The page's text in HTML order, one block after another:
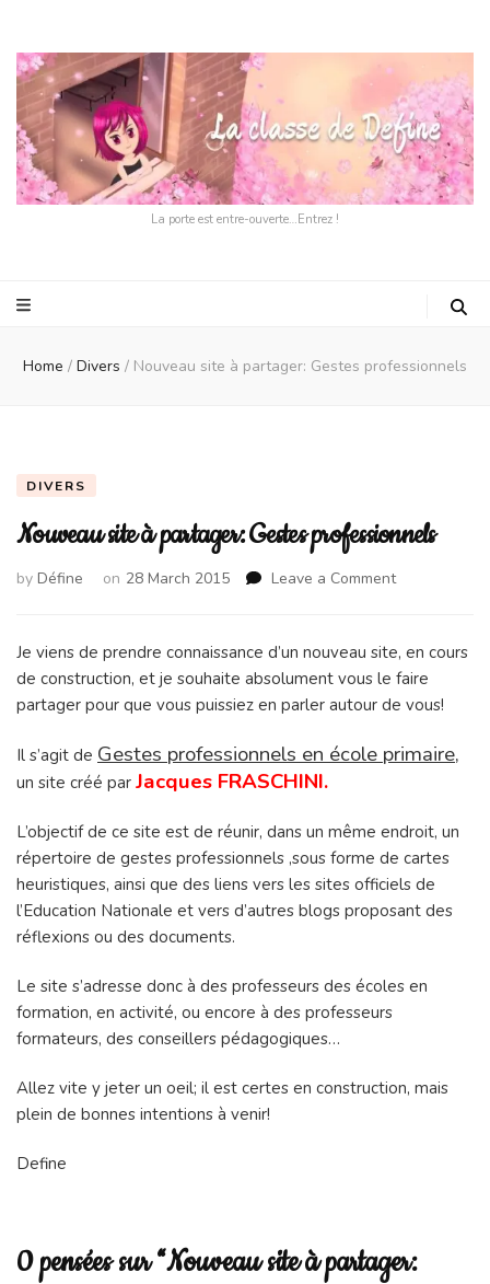
La porte est entre-ouverte…Entrez !
Home / Divers / Nouveau site à partager: Gestes professionnels
DIVERS
Nouveau site à partager: Gestes professionnels
by Défine on 28 March 2015 Leave a Commenton
à
partager:
Je viens de prendre connaissance d’un nouveau site, en cours
de construction, et je souhaite absolument vous le faire
partager pour que vous puissiez en parler autour de vous!
Il s’agit de Gestes professionnels en école primaire,
un site créé par Jacques FRASCHINI.
L’objectif de ce site est de réunir, dans un même endroit, un
répertoire de gestes professionnels ,sous forme de cartes
heuristiques, ainsi que des liens vers les sites officiels de
l’Education Nationale et vers d’autres blogs proposant des
réflexions ou des documents.
Le site s’adresse donc à des professeurs des écoles en
formation, en activité, ou encore à des professeurs
formateurs, des conseillers pédagogiques…
Allez vite y jeter un oeil; il est certes en construction, mais
plein de bonnes intentions à venir!
Define
0 pensées sur “Nouveau site à partager: